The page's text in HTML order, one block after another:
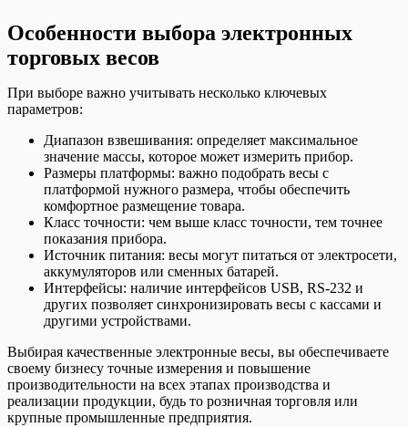
Особенности выбора электронных
торговых весов
При выборе важно учитывать несколько ключевых
параметров:
Диапазон взвешивания: определяет максимальное
значение массы, которое может измерить прибор.
Размеры платформы: важно подобрать весы с
платформой нужного размера, чтобы обеспечить
комфортное размещение товара.
Класс точности: чем выше класс точности, тем точнее
показания прибора.
Источник питания: весы могут питаться от электросети,
аккумуляторов или сменных батарей.
Интерфейсы: наличие интерфейсов USB, RS-232 и
других позволяет синхронизировать весы с кассами и
другими устройствами.
Выбирая качественные электронные весы, вы обеспечиваете
своему бизнесу точные измерения и повышение
производительности на всех этапах производства и
реализации продукции, будь то розничная торговля или
крупные промышленные предприятия.